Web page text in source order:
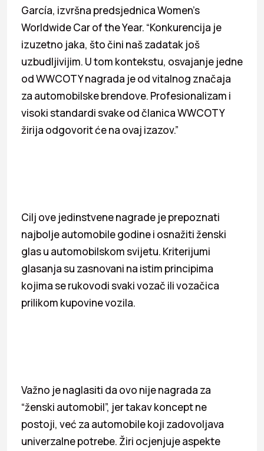
García, izvršna predsjednica Women’s
Worldwide Car of the Year. “Konkurencija je
izuzetno jaka, što čini naš zadatak još
uzbudljivijim. U tom kontekstu, osvajanje jedne
od WWCOTY nagrada je od vitalnog značaja
za automobilske brendove. Profesionalizam i
visoki standardi svake od članica WWCOTY
žirija odgovorit će na ovaj izazov.”
Cilj ove jedinstvene nagrade je prepoznati
najbolje automobile godine i osnažiti ženski
glas u automobilskom svijetu. Kriterijumi
glasanja su zasnovani na istim principima
kojima se rukovodi svaki vozač ili vozačica
prilikom kupovine vozila.
Važno je naglasiti da ovo nije nagrada za
“ženski automobil”, jer takav koncept ne
postoji, već za automobile koji zadovoljava
univerzalne potrebe. Žiri ocjenjuje aspekte